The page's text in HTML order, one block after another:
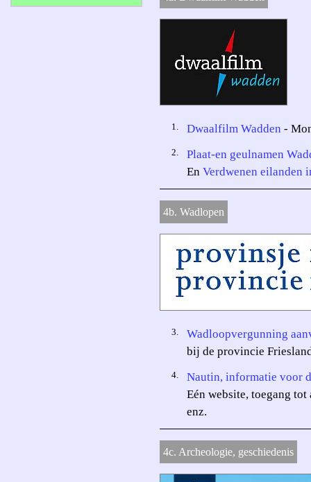
1. Dwaalfilm Wadden -
2.
Plaat-en geulnamen
En Verdwenen eilanden
4b. Wadlopen
3.
Wadloopvergunning
bij de provincie
4.
Nautin, informatie voor
Eén website, toegang
enz.
4c. Archeologie, geschiedenis